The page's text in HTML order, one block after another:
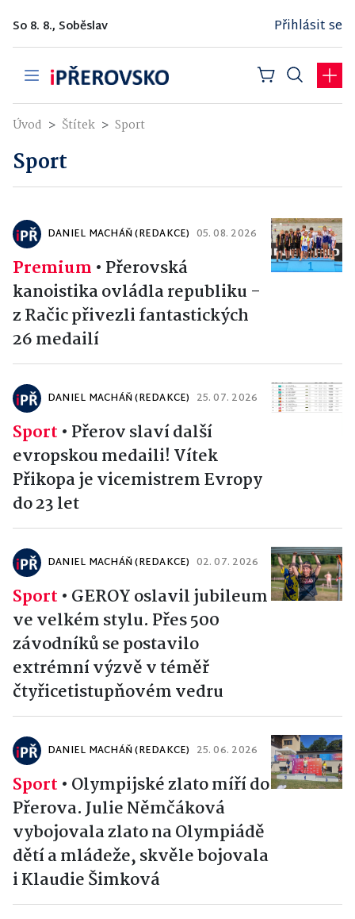
So 8. 8., Soběslav Přihlásit se
Úvod Štítek Sport
Sport
DANIEL MACHÁŇ (REDAKCE) 05. 08. 2026
Premium • Přerovská
kanoistika ovládla republiku -
z Račic přivezli fantastických
26 medailí
DANIEL MACHÁŇ (REDAKCE) 25. 07. 2026
Sport • Přerov slaví další
evropskou medaili! Vítek
Přikopa je vicemistrem Evropy
do 23 let
DANIEL MACHÁŇ (REDAKCE) 02. 07. 2026
Sport • GEROY oslavil jubileum
ve velkém stylu. Přes 500
závodníků se postavilo
extrémní výzvě v téměř
čtyřicetistupňovém vedru
DANIEL MACHÁŇ (REDAKCE) 25. 06. 2026
Sport • Olympijské zlato míří do
Přerova. Julie Němčáková
vybojovala zlato na Olympiádě
dětí a mládeže, skvěle bojovala
i Klaudie Šimková